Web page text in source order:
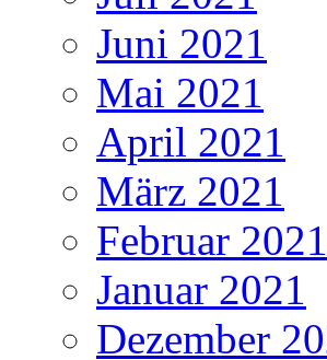
Juni 2021
Mai 2021
April 2021
März 2021
Februar 2021
Januar 2021
Dezember